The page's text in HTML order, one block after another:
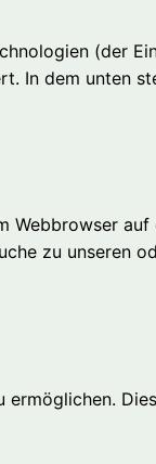
(der
In dem unten
Webbrowser auf
zu unseren